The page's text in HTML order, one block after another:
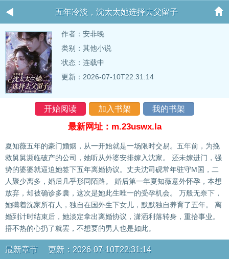
五年冷淡，沈太太她选择去父留子
作者： 安非晚
类别：其他小说
状态：连载中
更新：2026-07-10T22:31:14
开始阅读 加入书架 我的书架
最新网址：m.23uswx.la
夏知薇五年的豪门婚姻，从一开始就是一场限时交易。五年前，为挽
救舅舅濒临破产的公司，她听从外婆安排嫁入沈家。 还未嫁进门，强
势的婆婆就逼迫她签下五年离婚协议。丈夫沈司砚常年驻守M国，二
人聚少离多，婚后几乎形同陌路。 婚后第一年夏知薇意外怀孕，本想
放弃，却被确诊多囊，这次是她此生唯一的受孕机会。 万般无奈下，
她瞒着沈家所有人，独自在国外生下女儿，默默独自养育了五年。 离
婚到计时结束后，她淡定拿出离婚协议，潇洒利落转身，重拾事业。
捂不热的心扔了就罢，不想要的男人也是如此。
最新章节 更新：2026-07-10T22:31:14